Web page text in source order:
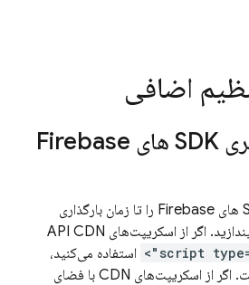
اضافی
تأخیر در بارگیری SDK های Firebase
می‌توانید گنجاندن SDK های Firebase را تا زمان بارگذاری
کامل صفحه به تأخیر بیندازید. اگر از اسکریپت‌های API CDN
استفاده می‌کنید،
این رفتار پیش‌فرض است. اگر از اسکریپت‌های CDN با فضای